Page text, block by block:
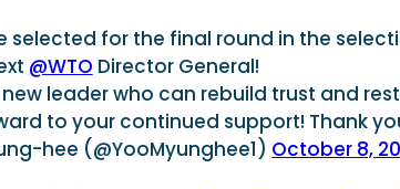
for the final round in the
@WTO Director General!
leader who can rebuild trust and
to your continued support! Thank
hee (@YooMyunghee1) October 8,